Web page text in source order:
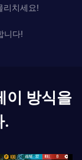
리치세요!
니다!
이 방식을
.